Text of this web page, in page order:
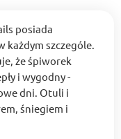
posiada
każdym szczególe.
że śpiworek
i wygodny -
dni. Otuli i
śniegiem i